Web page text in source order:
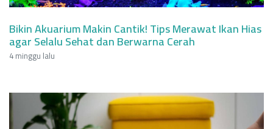
Bikin Akuarium Makin Cantik! Tips Merawat Ikan Hias
agar Selalu Sehat dan Berwarna Cerah
4 minggu lalu